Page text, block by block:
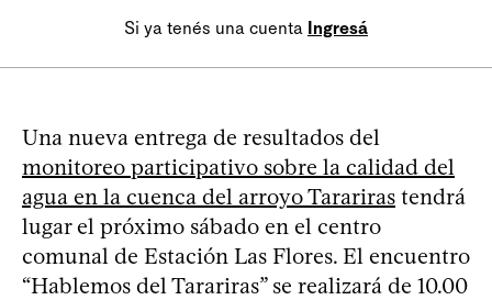
Si ya tenés una cuenta Ingresá
Una nueva entrega de resultados del
monitoreo participativo sobre la calidad del
agua en la cuenca del arroyo Tarariras tendrá
lugar el próximo sábado en el centro
comunal de Estación Las Flores. El encuentro
“Hablemos del Tarariras” se realizará de 10.00